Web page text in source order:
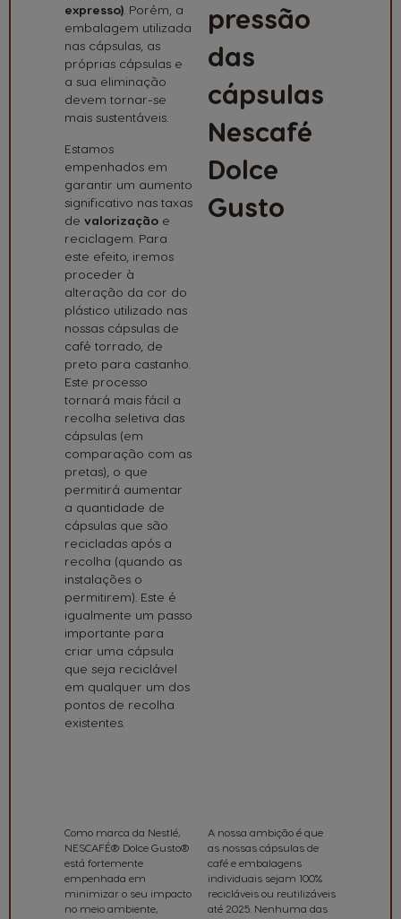
expresso) . Porém, a
embalagem utilizada
nas cápsulas, as
próprias cápsulas e
a sua eliminação
devem tornar-se
mais sustentáveis.
Estamos
empenhados em
garantir um aumento
significativo nas taxas
de valorização e
reciclagem. Para
este efeito, iremos
proceder à
alteração da cor do
plástico utilizado nas
nossas cápsulas de
café torrado, de
preto para castanho.
Este processo
tornará mais fácil a
recolha seletiva das
cápsulas (em
comparação com as
pretas), o que
permitirá aumentar
a quantidade de
cápsulas que são
recicladas após a
recolha (quando as
instalações o
permitirem). Este é
igualmente um passo
importante para
criar uma cápsula
que seja reciclável
em qualquer um dos
pontos de recolha
existentes.
Como marca da Nestlé,
NESCAFÉ® Dolce Gusto®
está fortemente
empenhada em
minimizar o seu impacto
no meio ambiente,
A nossa ambição é que
as nossas cápsulas de
café e embalagens
individuais sejam 100%
recicláveis ou reutilizáveis
até 2025. Nenhuma das